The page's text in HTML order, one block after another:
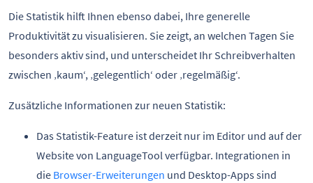
Die Statistik hilft Ihnen ebenso dabei, Ihre generelle
Produktivität zu visualisieren. Sie zeigt, an welchen Tagen Sie
besonders aktiv sind, und unterscheidet Ihr Schreibverhalten
zwischen ‚kaum‘, ‚gelegentlich‘ oder ‚regelmäßig‘.
Zusätzliche Informationen zur neuen Statistik:
Das Statistik-Feature ist derzeit nur im Editor und auf der
Website von LanguageTool verfügbar. Integrationen in
die Browser-Erweiterungen und Desktop-Apps sind